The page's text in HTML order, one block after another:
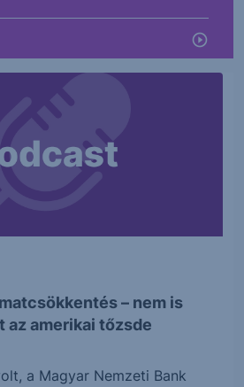
– nem is
az amerikai tőzsde
a Magyar Nemzeti Bank